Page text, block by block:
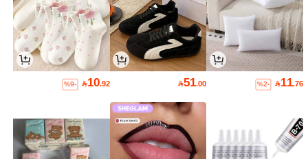
11.76
%2-
51.00
10.92
%9-